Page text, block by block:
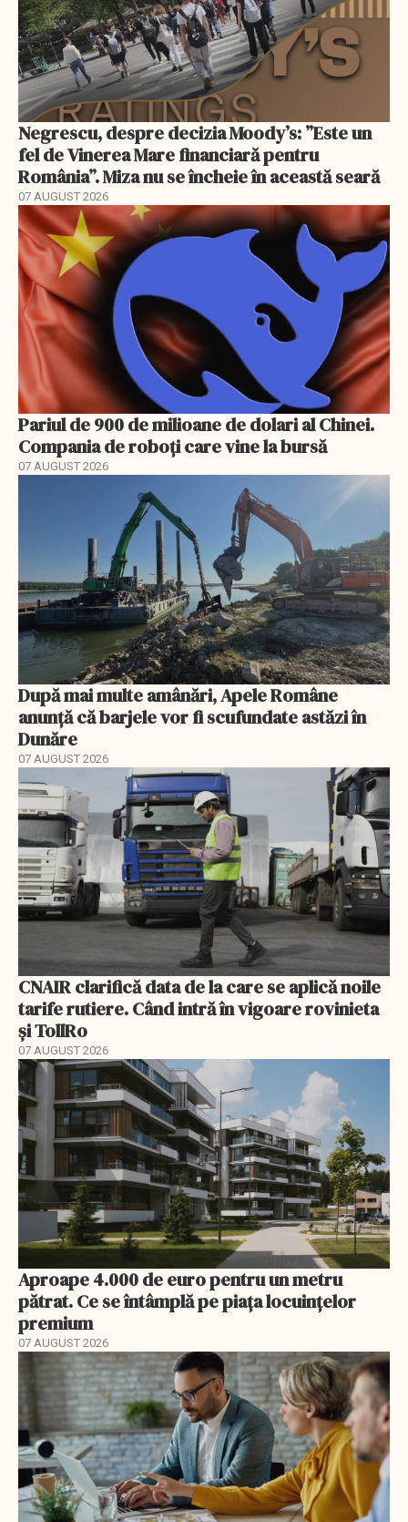
Negrescu, despre decizia Moody’s: ”Este un
fel de Vinerea Mare financiară pentru
România”. Miza nu se încheie în această seară
07 AUGUST 2026
Pariul de 900 de milioane de dolari al Chinei.
Compania de roboți care vine la bursă
07 AUGUST 2026
După mai multe amânări, Apele Române
anunță că barjele vor fi scufundate astăzi în
Dunăre
07 AUGUST 2026
CNAIR clarifică data de la care se aplică noile
tarife rutiere. Când intră în vigoare rovinieta
și TollRo
07 AUGUST 2026
Aproape 4.000 de euro pentru un metru
pătrat. Ce se întâmplă pe piața locuințelor
premium
07 AUGUST 2026